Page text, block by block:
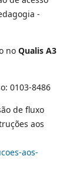
-
no Qualis A3
0103-8486
de fluxo
aos
aos-